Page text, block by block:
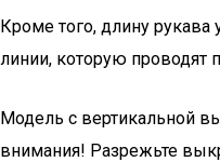
Кроме того, длину
линии, которую проводят
Модель с вертикальной
внимания! Разрежьте